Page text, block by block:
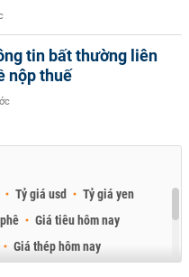
tin bất thường liên
nộp thuế
Tỷ giá usd
Tỷ giá yen
Giá tiêu hôm nay
Giá thép hôm nay